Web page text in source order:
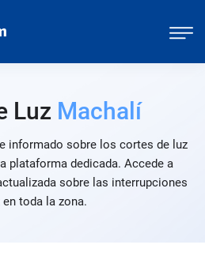
Luz Machalí
informado sobre los cortes de luz
plataforma dedicada. Accede a
sobre las interrupciones
en toda la zona.